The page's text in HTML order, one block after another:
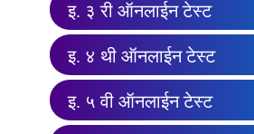
इ. ३ री ऑनलाईन टेस्ट
इ. ४ थी ऑनलाईन टेस्ट
इ. ५ वी ऑनलाईन टेस्ट